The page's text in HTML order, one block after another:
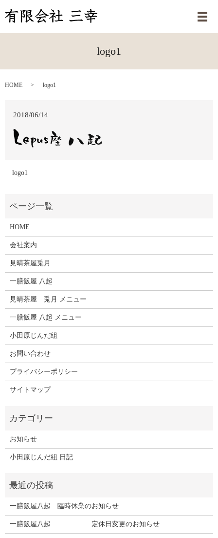
メ
logo1
HOME logo1
2018/06/14
logo1
HOME
会社案内
見晴茶屋兎月
一膳飯屋 八起
見晴茶屋 兎月 メニュー
一膳飯屋 八起 メニュー
小田原じんだ組
お問い合わせ
プライバシーポリシー
サイトマップ
お知らせ
小田原じんだ組 日記
一膳飯屋八起 臨時休業のお知らせ
一膳飯屋八起 定休日変更のお知らせ